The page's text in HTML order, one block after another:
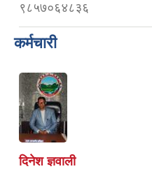
९८५७०६४८३६
कर्मचारी
दिनेश ज्ञवाली